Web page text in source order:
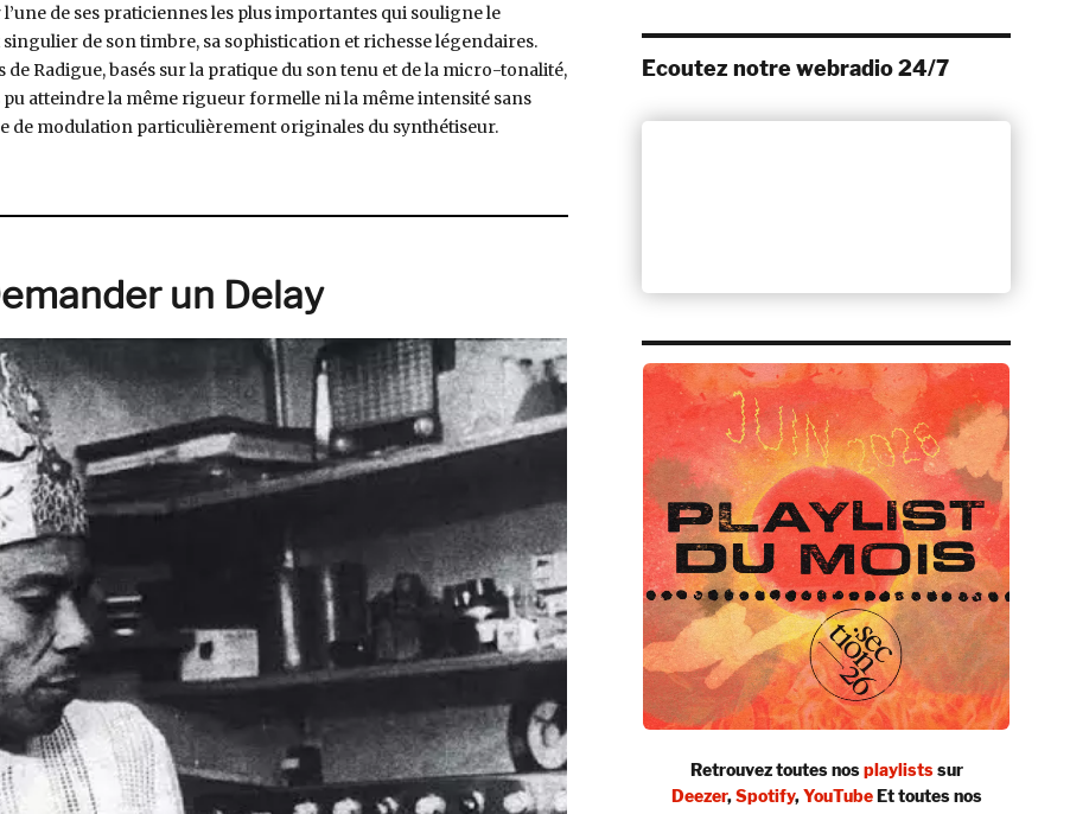
de ses praticiennes les plus importantes qui souligne le
de son timbre, sa sophistication et richesse légendaires.
Radigue, basés sur la pratique du son tenu et de la micro-tonalité,
pu atteindre la même rigueur formelle ni la même intensité sans
de modulation particulièrement originales du synthétiseur.
#10 : ARP 2500, matrice analogique »
un Delay
Ecoutez notre webradio 24/7
Retrouvez toutes nosplaylistssur
Deezer,Spotify,YouTubeEt toutes nos